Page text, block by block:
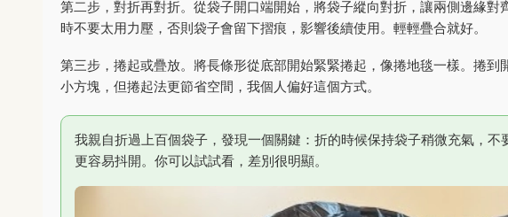
第二步，對折再對折。從袋子開口端開始，將袋子縱向對折，讓兩側邊緣
時不要太用力壓，否則袋子會留下摺痕，影響後續使用。輕輕疊合就好。
第三步，捲起或疊放。將長條形從底部開始緊緊捲起，像捲地毯一樣。捲
小方塊，但捲起法更節省空間，我個人偏好這個方式。
我親自折過上百個袋子，發現一個關鍵：折的時候保持袋子稍微充氣，
更容易抖開。你可以試試看，差別很明顯。